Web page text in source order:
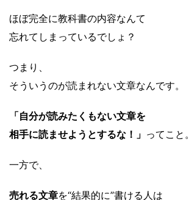
ほぼ完全に教科書の内容なんて
忘れてしまっているでしょ？
つまり、
そういうのが読まれない文章なんです。
「自分が読みたくもない文章を
相手に読ませようとするな！」 ってこと。
一方で、
売れる文章を“結果的に”書ける人は